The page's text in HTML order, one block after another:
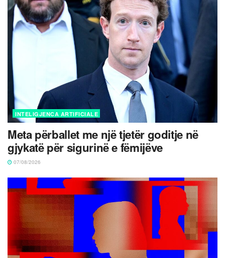
INTELIGJENCA ARTIFICIALE
Meta përballet me një tjetër goditje në
gjykatë për sigurinë e fëmijëve
07/08/2026